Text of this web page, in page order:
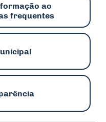
ao
frequentes